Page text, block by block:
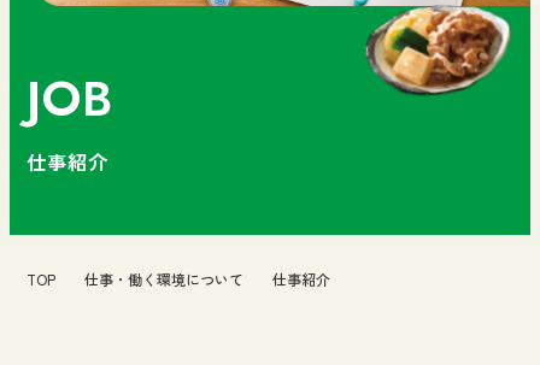
仕事紹介
TOP 仕事・働く環境について 仕事紹介